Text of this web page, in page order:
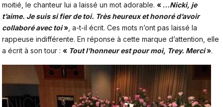
moitié, le chanteur lui a laissé un mot adorable. « …Nicki, je
t’aime. Je suis si fier de toi. Très heureux et honoré d’avoir
collaboré avec toi», a-t-il écrit. Ces mots n’ont pas laissé la
rappeuse indifférente. En réponse à cette marque d’attention, elle
a écrit à son tour : « Tout l’honneur est pour moi, Trey. Merci».